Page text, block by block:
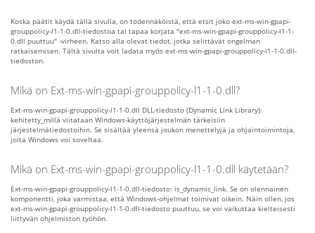
Koska päätit käydä tällä sivulla, on todennäköistä, että etsit joko ext-ms-win-gpapi-
grouppolicy-l1-1-0.dll-tiedostoa tai tapaa korjata "ext-ms-win-gpapi-grouppolicy-l1-1-
0.dll puuttuu" -virheen. Katso alla olevat tiedot, jotka selittävät ongelman
ratkaisemisen. Tältä sivulta voit ladata myös ext-ms-win-gpapi-grouppolicy-l1-1-0.dll-
tiedoston.
Mikä on Ext-ms-win-gpapi-grouppolicy-l1-1-0.dll?
Ext-ms-win-gpapi-grouppolicy-l1-1-0.dll DLL-tiedosto (Dynamic Link Library):
kehitetty_millä viitataan Windows-käyttöjärjestelmän tärkeisiin
järjestelmätiedostoihin. Se sisältää yleensä joukon menettelyjä ja ohjaintoimintoja,
joita Windows voi soveltaa.
Mikä on Ext-ms-win-gpapi-grouppolicy-l1-1-0.dll käytetään?
Ext-ms-win-gpapi-grouppolicy-l1-1-0.dll-tiedosto: is_dynamic_link. Se on olennainen
komponentti, joka varmistaa, että Windows-ohjelmat toimivat oikein. Näin ollen, jos
ext-ms-win-gpapi-grouppolicy-l1-1-0.dll-tiedosto puuttuu, se voi vaikuttaa kielteisesti
liittyvän ohjelmiston työhön.